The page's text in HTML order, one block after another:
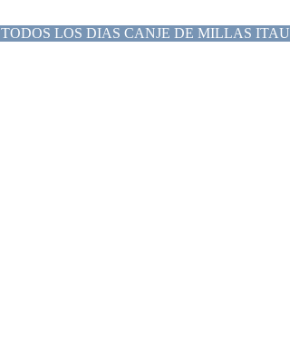
TODOS LOS DIAS CANJE DE MILLAS ITAU